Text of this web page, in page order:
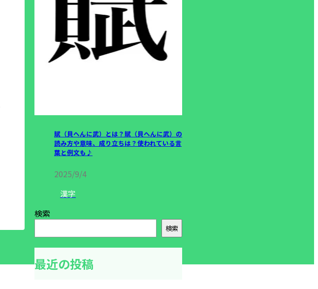
賦（貝へんに武）とは？賦（貝へんに武）の
読み方や意味、成り立ちは？使われている言
葉と例文も♪
2025/9/4
漢字
検索
検索
最近の投稿